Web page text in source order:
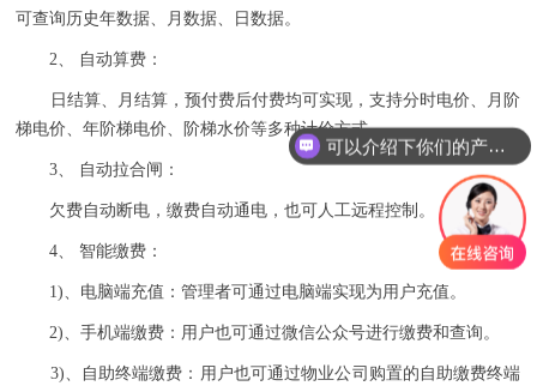
可查询历史年数据、月数据、日数据。
2、 自动算费：
日结算、月结算，预付费后付费均可实现，支持分时电价、月阶
梯电价、年阶梯电价、阶梯水价等多种计价方式。
3、 自动拉合闸：
欠费自动断电，缴费自动通电，也可人工远程控制。
4、 智能缴费：
1)、电脑端充值：管理者可通过电脑端实现为用户充值。
2)、手机端缴费：用户也可通过微信公众号进行缴费和查询。
3)、自助终端缴费：用户也可通过物业公司购置的自助缴费终端
可以介绍下你们的产品么